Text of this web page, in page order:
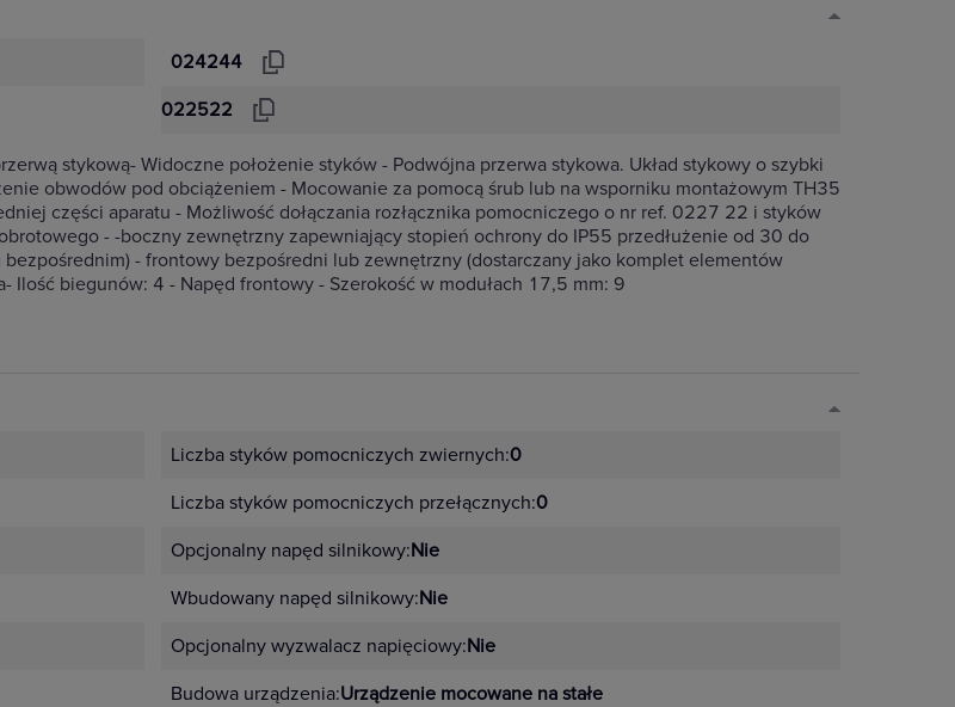
024244
022522
stykową- Widoczne położenie styków - Podwójna przerwa stykowa. Układ stykowy o szybki
obwodów pod obciążeniem - Mocowanie za pomocą śrub lub na wsporniku montażowym TH35
części aparatu - Możliwość dołączania rozłącznika pomocniczego o nr ref. 0227 22 i styków
- -boczny zewnętrzny zapewniający stopień ochrony do IP55 przedłużenie od 30 do
- frontowy bezpośredni lub zewnętrzny (dostarczany jako komplet elementów
biegunów: 4 - Napęd frontowy - Szerokość w modułach 17,5 mm: 9
Liczba styków pomocniczych zwiernych:0
Liczba styków pomocniczych przełącznych:0
Opcjonalny napęd silnikowy:Nie
Wbudowany napęd silnikowy:Nie
Opcjonalny wyzwalacz napięciowy:Nie
Budowa urządzenia:Urządzenie mocowane na stałe